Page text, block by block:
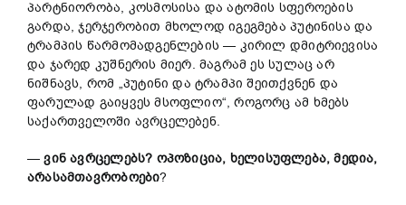
პარტნიორობა, კოსმოსისა და ატომის სფეროების
გარდა, ჯერჯერობით მხოლოდ იგეგმება პუტინისა და
ტრამპის წარმომადგენლების — კირილ დმიტრიევისა
და ჯარედ კუშნერის მიერ. მაგრამ ეს სულაც არ
ნიშნავს, რომ „პუტინი და ტრამპი შეითქვნენ და
ფარულად გაიყვეს მსოფლიო“, როგორც ამ ხმებს
საქართველოში ავრცელებენ.
—ვინ ავრცელებს? ოპოზიცია, ხელისუფლება,მედია,
არასამთავრობოები?